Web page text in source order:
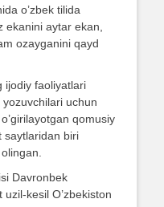
o’zbek tilida
aytar ekan,
ozayganini qayd
ijodiy faoliyatlari
yozuvchilari uchun
qomusiy
saytlaridan biri
Davronbek
uzil-kesil O’zbekiston